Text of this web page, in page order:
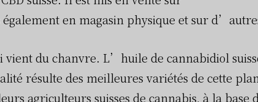
également en magasin physique et sur
vient du chanvre. L’huile de cannabidiol
résulte des meilleures variétés de cette
agriculteurs suisses de cannabis, à la base